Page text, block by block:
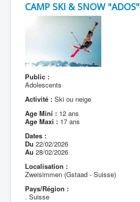
CAMP SKI & SNOW "ADOS"
Public :
Adolescents
Activité : Ski ou neige
Age Mini : 12 ans
Age Maxi : 17 ans
Dates :
Du 22/02/2026
Au 28/02/2026
Localisation :
Zweisimmen (Gstaad - Suisse)
Pays/Région :
. Suisse